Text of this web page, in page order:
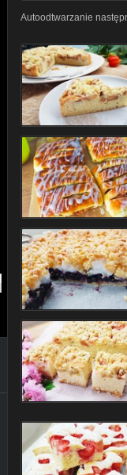
Autoodtwarzanie